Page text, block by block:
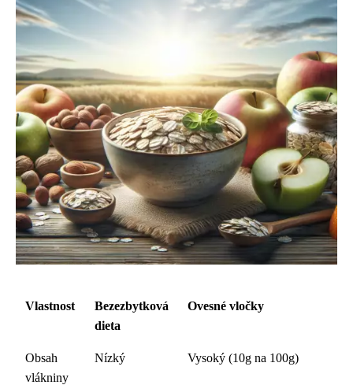
Vlastnost
Bezezbytková
dieta
Ovesné vločky
Obsah
vlákniny
Nízký Vysoký (10g na 100g)